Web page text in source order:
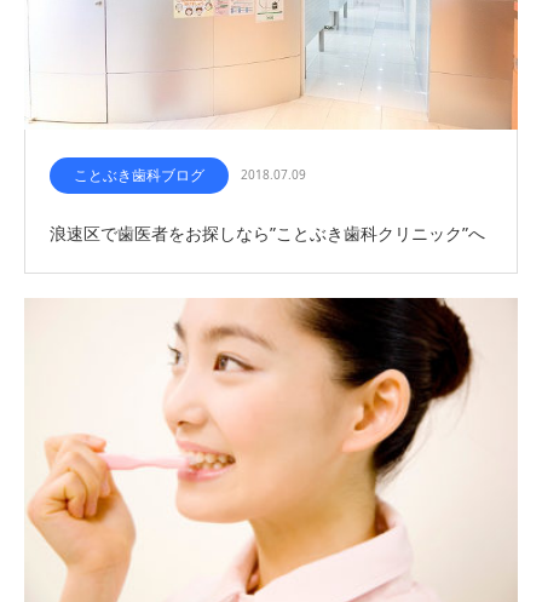
ことぶき歯科ブログ 2018.07.09
浪速区で歯医者をお探しなら”ことぶき歯科クリニック”へ